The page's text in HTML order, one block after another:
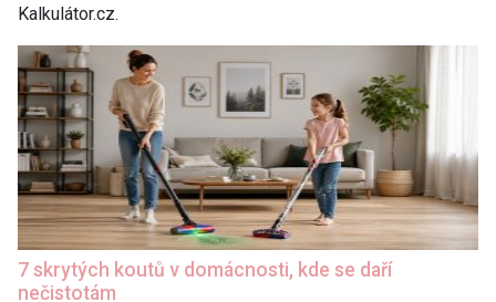
Kalkulátor.cz.
7 skrytých koutů v domácnosti, kde se daří
nečistotám